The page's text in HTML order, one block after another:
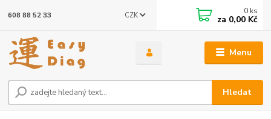
Menu
CZK
Hledat
608 88 52 33 0 ks
za 0,00 Kč